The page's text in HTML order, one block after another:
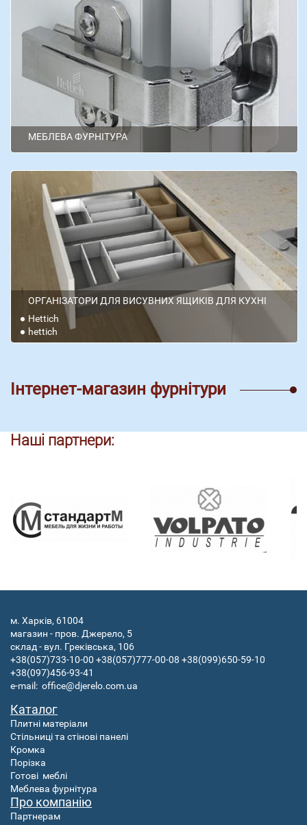
МЕБЛЕВА ФУРНІТУРА
ОРГАНІЗАТОРИ ДЛЯ ВИСУВНИХ ЯЩИКІВ ДЛЯ КУХНІ
Hettich
hettich
Інтернет-магазин фурнітури
Наші партнери:
м. Харків, 61004
магазин - пров. Джерело, 5
склад - вул. Греківська, 106
+38(057)733-10-00 +38(057)777-00-08 +38(099)650-59-10
+38(097)456-93-41
e-mail: office@djerelo.com.ua
Каталог
Плитні матеріали
Стільниці та стінові панелі
Кромка
Порізка
Готові меблі
Меблева фурнітура
Про компанію
Партнерам